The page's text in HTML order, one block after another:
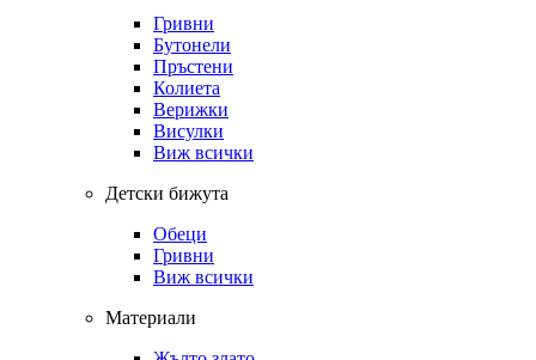
Гривни
Бутонели
Пръстени
Колиета
Верижки
Висулки
Виж всички
Детски бижута
Обеци
Гривни
Виж всички
Материали